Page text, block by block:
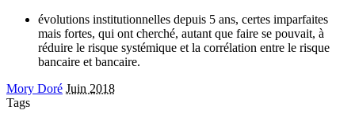
évolutions institutionnelles depuis 5 ans, certes imparfaites
mais fortes, qui ont cherché, autant que faire se pouvait, à
réduire le risque systémique et la corrélation entre le risque
bancaire et bancaire.
Mory Doré Juin 2018
Tags